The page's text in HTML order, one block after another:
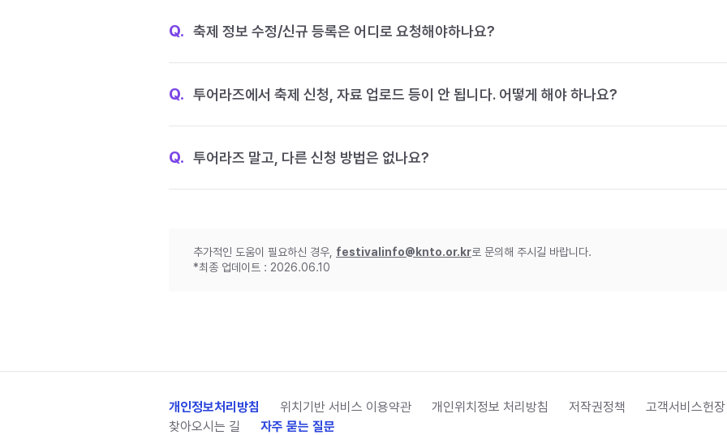
Q. 축제 정보 수정/신규 등록은 어디로 요청해야하나요?
Q. 투어라즈에서 축제 신청, 자료 업로드 등이 안 됩니다. 어떻게 해야 하나요?
Q. 투어라즈 말고, 다른 신청 방법은 없나요?
추가적인 도움이 필요하신 경우, festivalinfo@knto.or.kr로 문의해 주시길 바랍니다.
*최종 업데이트 : 2026.06.10
개인정보처리방침 위치기반 서비스 이용약관 개인위치정보 처리방침 저작권정책 고객서비스헌장
찾아오시는 길
자주 묻는 질문